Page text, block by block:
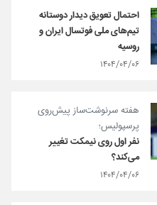
احتمال تعویق دیدار دوستانه
تیم‌های ملی فوتسال ایران و
روسیه
۱۴۰۴/۰۴/۰۶
هفته سرنوشت‌ساز پیش‌روی
پرسپولیس؛
نفر اول روی نیمکت تغییر
می‌کند؟
۱۴۰۴/۰۴/۰۶